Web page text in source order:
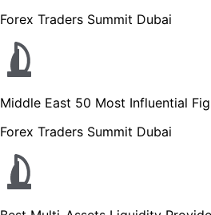
Forex Traders Summit Dubai
Middle East 50 Most Influential
Forex Traders Summit Dubai